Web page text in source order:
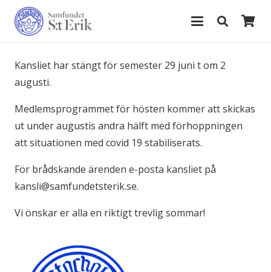
Kansliet har stängt för semester 29 juni t om 2
augusti.
Medlemsprogrammet för hösten kommer att skickas
ut under augustis andra hälft med förhoppningen
att situationen med covid 19 stabiliserats.
För brådskande ärenden e-posta kansliet på
kansli@samfundetsterik.se.
Vi önskar er alla en riktigt trevlig sommar!